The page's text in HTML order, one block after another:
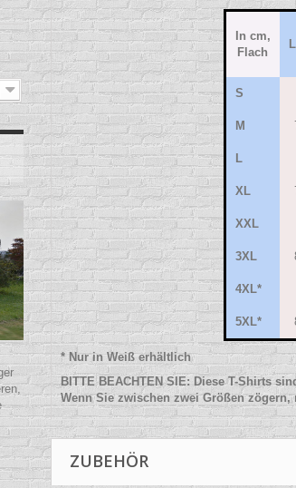
In cm,
Flach
S
M
L
XL
XXL
3XL
4XL*
5XL*
* Nur in Weiß erhältlich
BITTE BEACHTEN SIE: Diese T-Shirts
Wenn Sie zwischen zwei Größen
ZUBEHÖR